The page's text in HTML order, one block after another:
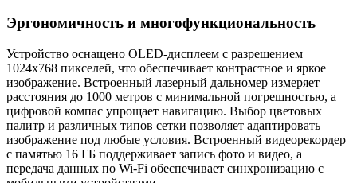
Эргономичность и многофункциональность
Устройство оснащено OLED-дисплеем с разрешением
1024x768 пикселей, что обеспечивает контрастное и яркое
изображение. Встроенный лазерный дальномер измеряет
расстояния до 1000 метров с минимальной погрешностью, а
цифровой компас упрощает навигацию. Выбор цветовых
палитр и различных типов сетки позволяет адаптировать
изображение под любые условия. Встроенный видеорекордер
с памятью 16 ГБ поддерживает запись фото и видео, а
передача данных по Wi-Fi обеспечивает синхронизацию с